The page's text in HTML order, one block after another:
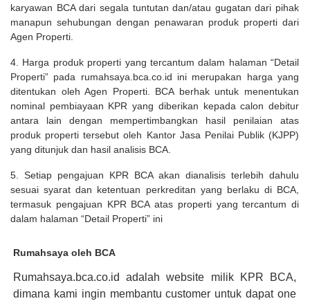
karyawan BCA dari segala tuntutan dan/atau gugatan dari pihak
manapun sehubungan dengan penawaran produk properti dari
Agen Properti.
4. Harga produk properti yang tercantum dalam halaman “Detail
Properti” pada rumahsaya.bca.co.id ini merupakan harga yang
ditentukan oleh Agen Properti. BCA berhak untuk menentukan
nominal pembiayaan KPR yang diberikan kepada calon debitur
antara lain dengan mempertimbangkan hasil penilaian atas
produk properti tersebut oleh Kantor Jasa Penilai Publik (KJPP)
yang ditunjuk dan hasil analisis BCA.
5. Setiap pengajuan KPR BCA akan dianalisis terlebih dahulu
sesuai syarat dan ketentuan perkreditan yang berlaku di BCA,
termasuk pengajuan KPR BCA atas properti yang tercantum di
dalam halaman “Detail Properti” ini
Rumahsaya oleh BCA
Rumahsaya.bca.co.id adalah website milik KPR BCA,
dimana kami ingin membantu customer untuk dapat one